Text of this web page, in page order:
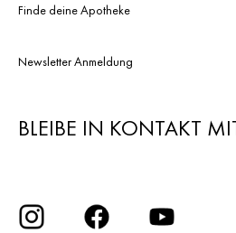
Finde deine Apotheke
Newsletter Anmeldung
BLEIBE IN KONTAKT